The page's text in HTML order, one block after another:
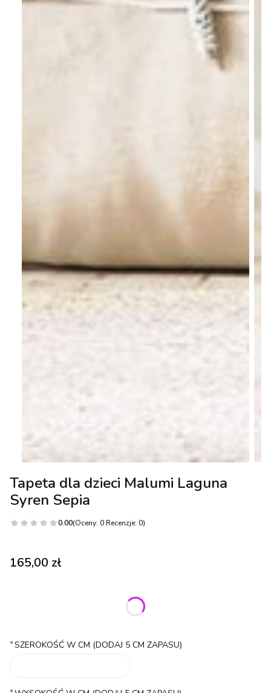
Tapeta dla dzieci Malumi Laguna
Syren Sepia
0.00(Oceny: 0 Recenzje: 0)
Cena
165,00 zł
Poszczególne warianty mogą różnić się ceną
*SZEROKOŚĆ W CM (DODAJ 5 CM ZAPASU)